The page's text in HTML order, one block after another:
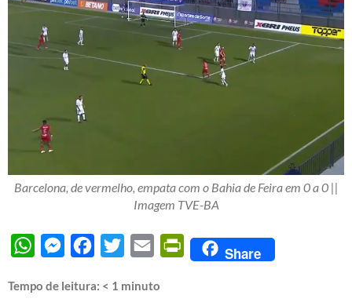
Barcelona, de vermelho, empata com o Bahia de Feira em 0 a 0 ||
Imagem TVE-BA
WhatsAppMessengerFacebook
Twitter Email PrintFriendly
Share
Tempo de leitura: < 1 minuto